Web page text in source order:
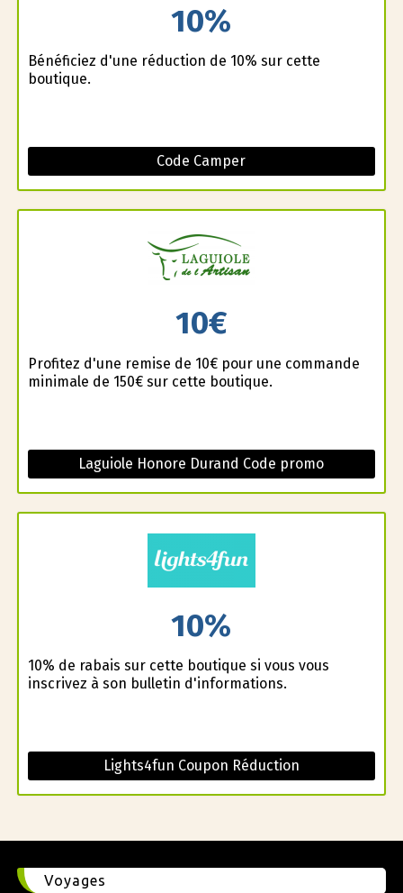
10%
Bénéficiez d'une réduction de 10% sur cette
boutique.
Code Camper
10€
Profitez d'une remise de 10€ pour une commande
minimale de 150€ sur cette boutique.
Laguiole Honore Durand Code promo
10%
10% de rabais sur cette boutique si vous vous
inscrivez à son bulletin d'informations.
Lights4fun Coupon Réduction
Voyages